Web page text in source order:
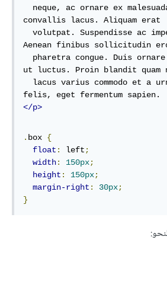
convallis lacus. Aliquam erat
Aenean finibus sollicitudin
ut luctus. Proin blandit quam
</p>
. box {
float : left ;
width: 150px;
height : 150px;
margin-right : 30px;
}